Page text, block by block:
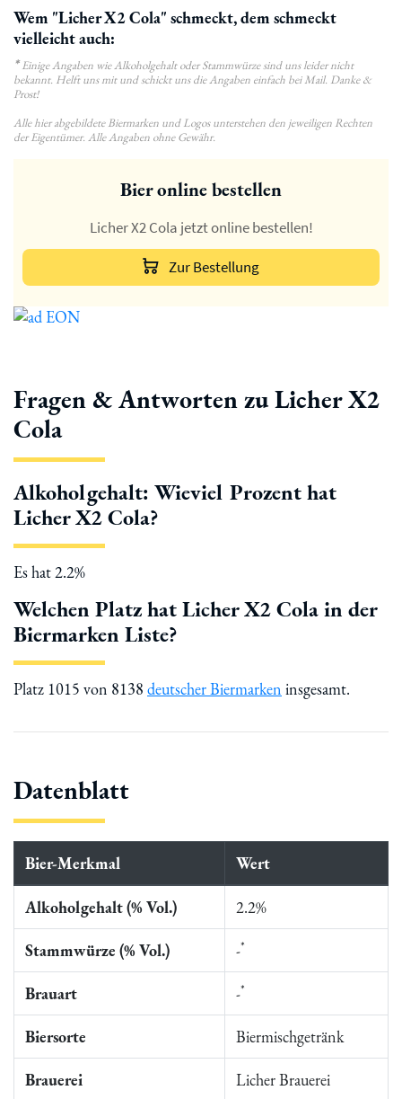
Wem "Licher X2 Cola" schmeckt, dem schmeckt
vielleicht auch:
*Einige Angaben wie Alkoholgehalt oder Stammwürze sind uns leider nicht
bekannt. Helft uns mit und schickt uns die Angaben einfach bei Mail. Danke &
Prost!
Alle hier abgebildete Biermarken und Logos unterstehen den jeweiligen Rechten
der Eigentümer. Alle Angaben ohne Gewähr.
Bier online bestellen
Licher X2 Cola jetzt online bestellen!
Zur Bestellung
Fragen & Antworten zu Licher X2
Cola
Alkoholgehalt: Wieviel Prozent hat
Licher X2 Cola?
Es hat 2.2%
Welchen Platz hat Licher X2 Cola in der
Biermarken Liste?
Platz 1015 von 8138 deutscher Biermarken insgesamt.
Datenblatt
Bier-Merkmal Wert
Alkoholgehalt (% Vol.) 2.2%
Stammwürze (% Vol.) -*
Brauart -*
Biersorte Biermischgetränk
Brauerei Licher Brauerei